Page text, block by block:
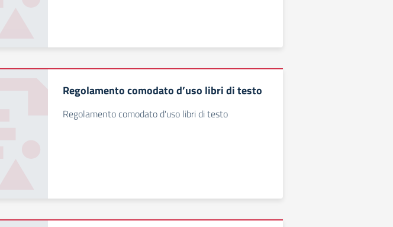
Regolamento comodato d’uso libri di testo
Regolamento comodato d'uso libri di testo